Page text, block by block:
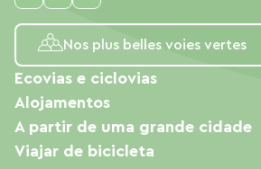
Nos plus belles voies vertes
Ecovias e ciclovias
Alojamentos
A partir de uma grande cidade
Viajar de bicicleta